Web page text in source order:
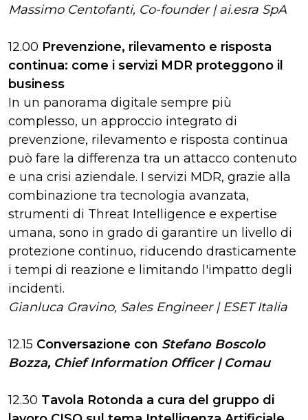
Massimo Centofanti, Co-founder | ai.esra SpA
12.00 Prevenzione, rilevamento e risposta
continua: come i servizi MDR proteggono il
business
In un panorama digitale sempre più
complesso, un approccio integrato di
prevenzione, rilevamento e risposta continua
può fare la differenza tra un attacco contenuto
e una crisi aziendale. I servizi MDR, grazie alla
combinazione tra tecnologia avanzata,
strumenti di Threat Intelligence e expertise
umana, sono in grado di garantire un livello di
protezione continuo, riducendo drasticamente
i tempi di reazione e limitando l'impatto degli
incidenti.
Gianluca Gravino, Sales Engineer | ESET Italia
12.15 Conversazione con Stefano Boscolo
Bozza, Chief Information Officer | Comau
12.30 Tavola Rotonda a cura del gruppo di